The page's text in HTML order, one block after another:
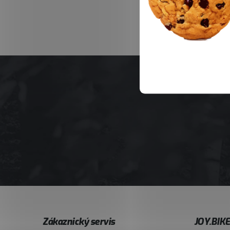
Zákaznický servis JOY.BIKE